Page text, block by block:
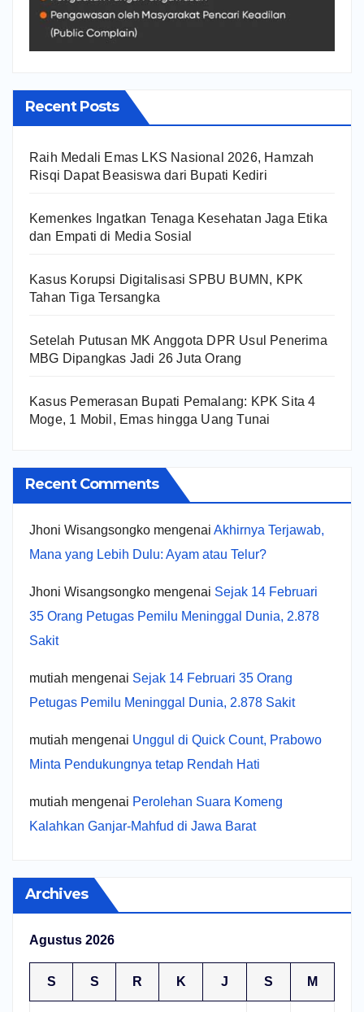
Recent Posts
Raih Medali Emas LKS Nasional 2026, Hamzah
Risqi Dapat Beasiswa dari Bupati Kediri
Kemenkes Ingatkan Tenaga Kesehatan Jaga Etika
dan Empati di Media Sosial
Kasus Korupsi Digitalisasi SPBU BUMN, KPK
Tahan Tiga Tersangka
Setelah Putusan MK Anggota DPR Usul Penerima
MBG Dipangkas Jadi 26 Juta Orang
Kasus Pemerasan Bupati Pemalang: KPK Sita 4
Moge, 1 Mobil, Emas hingga Uang Tunai
Recent Comments
Jhoni Wisangsongko mengenai Akhirnya Terjawab,
Mana yang Lebih Dulu: Ayam atau Telur?
Jhoni Wisangsongko mengenai Sejak 14 Februari
35 Orang Petugas Pemilu Meninggal Dunia, 2.878
Sakit
mutiah mengenai Sejak 14 Februari 35 Orang
Petugas Pemilu Meninggal Dunia, 2.878 Sakit
mutiah mengenai Unggul di Quick Count, Prabowo
Minta Pendukungnya tetap Rendah Hati
mutiah mengenai Perolehan Suara Komeng
Kalahkan Ganjar-Mahfud di Jawa Barat
Archives
Agustus 2026
S S R K J S M